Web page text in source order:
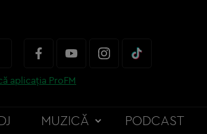
aplicația ProFM
MUZICĂ PODCAST